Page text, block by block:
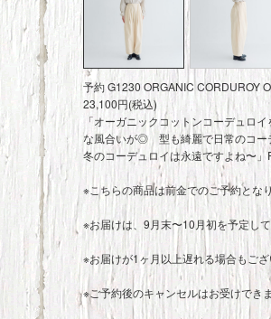
予約 G1230 ORGANIC
23,100円(税込)
「オーガニックコットンコーデュロ
な風合いが◎ 型も綺麗で日常のコー
冬のコーデュロイは永遠ですよね〜
※こちらの商品は前金でのご予約とな
※お届けは、9月末〜10月初を予定し
※お届けが1ヶ月以上遅れる場合もご
※ご予約後のキャンセルはお受けでき